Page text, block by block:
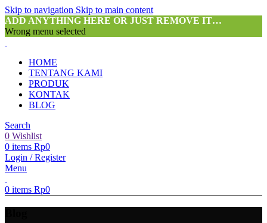
Skip to navigation Skip to main content
ADD ANYTHING HERE OR JUST REMOVE IT…
Wrong menu selected
HOME
TENTANG KAMI
PRODUK
KONTAK
BLOG
Search
0 Wishlist
0 items Rp0
Login / Register
Menu
0 items Rp0